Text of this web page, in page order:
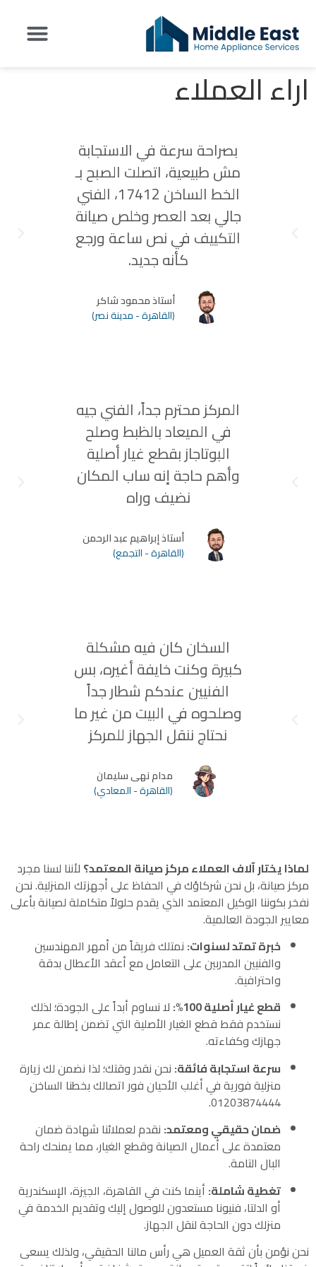
اراء العملاء
بصراحة سرعة في الاستجابة
مش طبيعية، اتصلت الصبح بـ
الخط الساخن 17412، الفني
جالي بعد العصر وخلص صيانة
التكييف في نص ساعة ورجع
كأنه جديد.
أستاذ محمود شاكر
(القاهرة - مدينة نصر)
المركز محترم جداً، الفني جيه
في الميعاد بالظبط وصلح
البوتاجاز بقطع غيار أصلية
وأهم حاجة إنه ساب المكان
نضيف وراه
أستاذ إبراهيم عبد الرحمن
(القاهرة - التجمع)
السخان كان فيه مشكلة
كبيرة وكنت خايفة أغيره، بس
الفنيين عندكم شطار جداً
وصلحوه في البيت من غير ما
نحتاج ننقل الجهاز للمركز
مدام نهى سليمان
(القاهرة - المعادي)
لماذا يختار آلاف العملاء مركز صيانة المعتمد؟ لأننا لسنا مجرد
مركز صيانة، بل نحن شركاؤك في الحفاظ على أجهزتك المنزلية. نحن
نفخر بكوننا الوكيل المعتمد الذي يقدم حلولاً متكاملة لصيانة بأعلى
معايير الجودة العالمية.
خبرة تمتد لسنوات: نمتلك فريقاً من أمهر المهندسين
والفنيين المدربين على التعامل مع أعقد الأعطال بدقة
واحترافية.
قطع غيار أصلية 100%:
لا نساوم أبداً على الجودة؛ لذلك
نستخدم فقط قطع الغيار الأصلية التي تضمن إطالة عمر
جهازك وكفاءته.
سرعة استجابة فائقة: نحن نقدر وقتك؛ لذا نضمن لك زيارة
منزلية فورية في أغلب الأحيان فور اتصالك بخطنا الساخن
01203874444.
ضمان حقيقي ومعتمد: نقدم لعملائنا شهادة ضمان
معتمدة على أعمال الصيانة وقطع الغيار، مما يمنحك راحة
البال التامة.
تغطية شاملة: أينما كنت في القاهرة، الجيزة، الإسكندرية
أو الدلتا، فنيونا مستعدون للوصول إليك وتقديم الخدمة في
منزلك دون الحاجة لنقل الجهاز.
نحن نؤمن بأن ثقة العميل هي رأس مالنا الحقيقي، ولذلك يسعى